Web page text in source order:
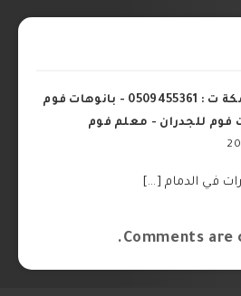
الواح الفوم بمكة ت : 0509455361 - بانوهات فوم
فوم للجدران - معلم فوم
في الدمام […]
Comments are